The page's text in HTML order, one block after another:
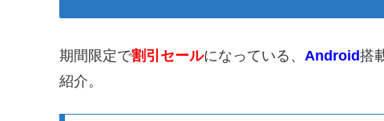
期間限定で割引セールになっている、 Android搭
紹介。